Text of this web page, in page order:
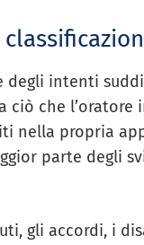
degli intenti
ciò che
nella propria
parte degli
gli accordi, i